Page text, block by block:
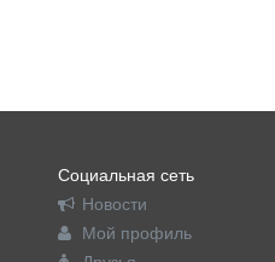
Социальная сеть
Новости
Мой профиль